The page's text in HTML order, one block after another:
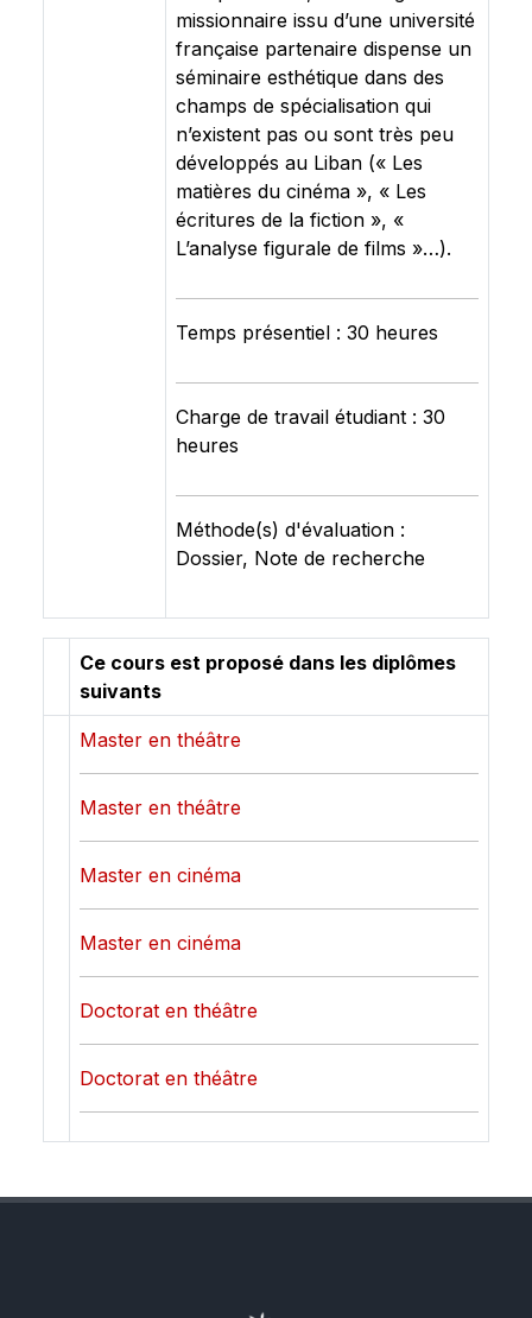
missionnaire issu d’une université
française partenaire dispense un
séminaire esthétique dans des
champs de spécialisation qui
n’existent pas ou sont très peu
développés au Liban (« Les
matières du cinéma », « Les
écritures de la fiction », «
L’analyse figurale de films »…).
Temps présentiel : 30 heures
Charge de travail étudiant : 30
heures
Méthode(s) d'évaluation :
Dossier, Note de recherche
Ce cours est proposé dans les diplômes
suivants
Master en théâtre
Master en théâtre
Master en cinéma
Master en cinéma
Doctorat en théâtre
Doctorat en théâtre